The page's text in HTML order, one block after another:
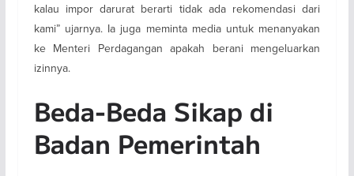
kalau impor darurat berarti tidak ada rekomendasi dari
kami” ujarnya. Ia juga meminta media untuk menanyakan
ke Menteri Perdagangan apakah berani mengeluarkan
izinnya.
Beda-Beda Sikap di
Badan Pemerintah